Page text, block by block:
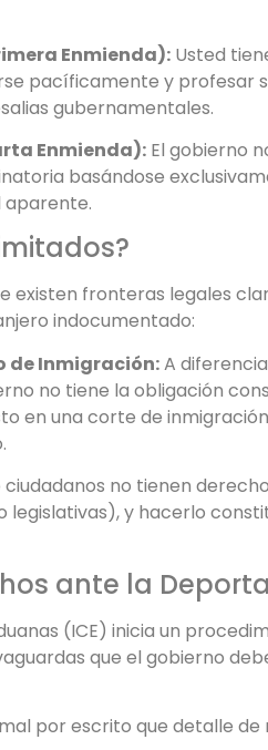
Enmienda): Usted
pacíficamente y profesar
gubernamentales.
Enmienda): El gobierno
basándose
aparente.
existen fronteras legales
indocumentado:
de Inmigración:A
no tiene la obligación
en una corte de
ciudadanos no tienen
y hacerlo
ante la
(ICE) inicia un
que el gobierno
por escrito que detalle